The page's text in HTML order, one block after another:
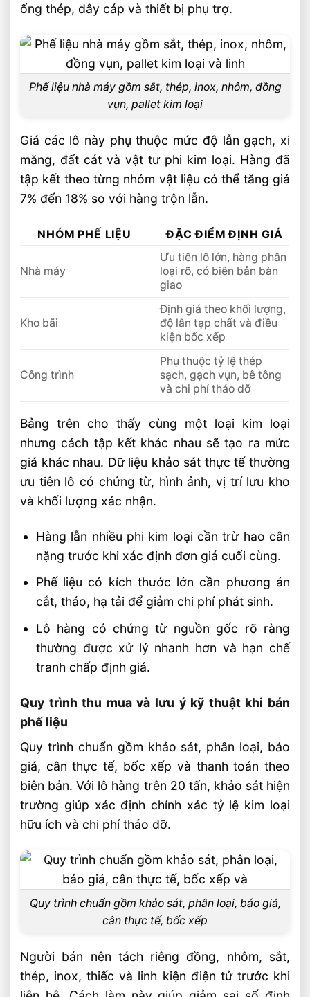
ống thép, dây cáp và thiết bị phụ trợ.
Phế liệu nhà máy gồm sắt, thép, inox, nhôm, đồng
vụn, pallet kim loại
Giá các lô này phụ thuộc mức độ lẫn gạch, xi
măng, đất cát và vật tư phi kim loại. Hàng đã
tập kết theo từng nhóm vật liệu có thể tăng giá
7% đến 18% so với hàng trộn lẫn.
NHÓM PHẾ LIỆU ĐẶC ĐIỂM ĐỊNH GIÁ
Nhà máy
Ưu tiên lô lớn, hàng phân
loại rõ, có biên bản bàn
giao
Kho bãi
Định giá theo khối lượng,
độ lẫn tạp chất và điều
kiện bốc xếp
Công trình
Phụ thuộc tỷ lệ thép
sạch, gạch vụn, bê tông
và chi phí tháo dỡ
Bảng trên cho thấy cùng một loại kim loại
nhưng cách tập kết khác nhau sẽ tạo ra mức
giá khác nhau. Dữ liệu khảo sát thực tế thường
ưu tiên lô có chứng từ, hình ảnh, vị trí lưu kho
và khối lượng xác nhận.
Hàng lẫn nhiều phi kim loại cần trừ hao cân
nặng trước khi xác định đơn giá cuối cùng.
Phế liệu có kích thước lớn cần phương án
cắt, tháo, hạ tải để giảm chi phí phát sinh.
Lô hàng có chứng từ nguồn gốc rõ ràng
thường được xử lý nhanh hơn và hạn chế
tranh chấp định giá.
Quy trình thu mua và lưu ý kỹ thuật khi bán
phế liệu
Quy trình chuẩn gồm khảo sát, phân loại, báo
giá, cân thực tế, bốc xếp và thanh toán theo
biên bản. Với lô hàng trên 20 tấn, khảo sát hiện
trường giúp xác định chính xác tỷ lệ kim loại
hữu ích và chi phí tháo dỡ.
Quy trình chuẩn gồm khảo sát, phân loại, báo giá,
cân thực tế, bốc xếp
Người bán nên tách riêng đồng, nhôm, sắt,
thép, inox, thiếc và linh kiện điện tử trước khi